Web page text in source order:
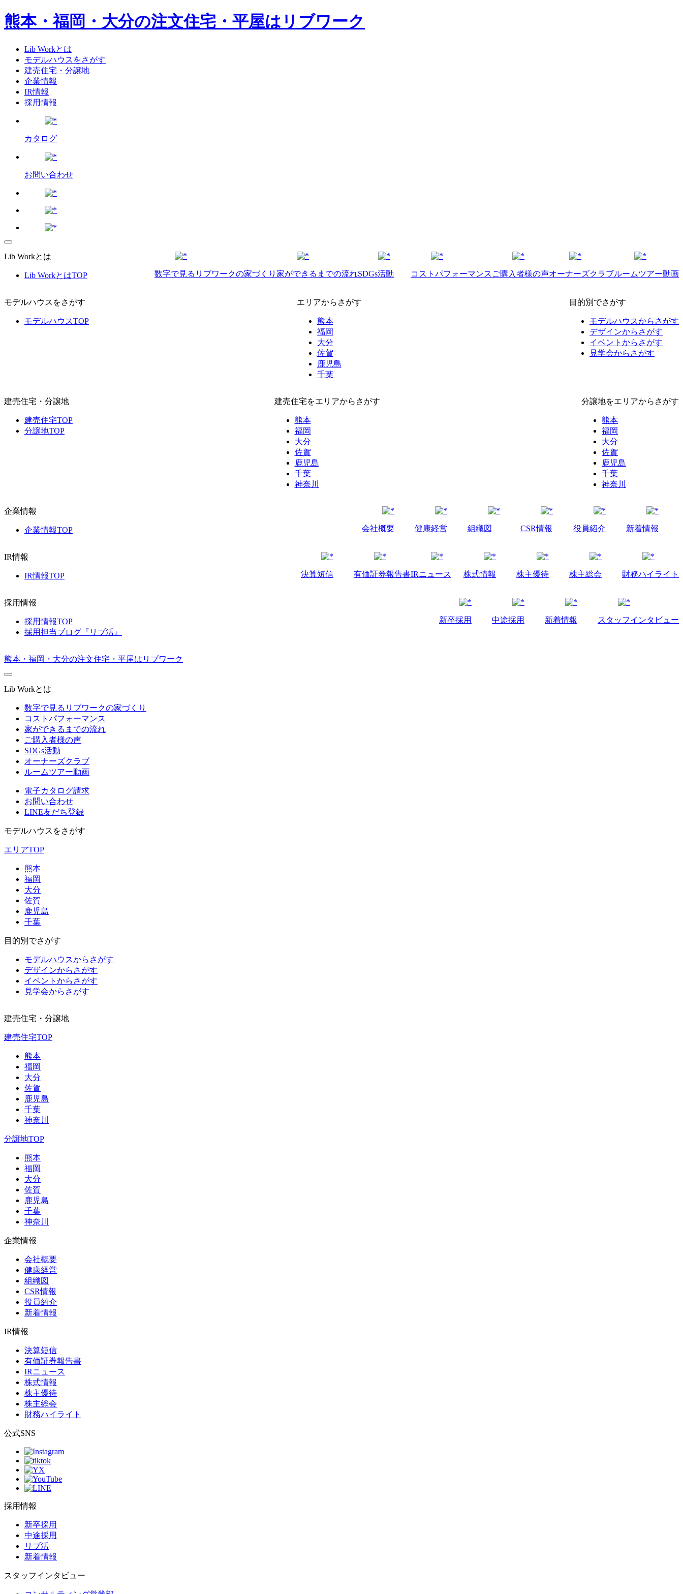
熊本・福岡・大分の注文住宅・平屋はリブワーク
Lib Workとは
モデルハウスをさがす
建売住宅・分譲地
企業情報
IR情報
採用情報
カタログ
お問い合わせ
Lib Workとは
Lib WorkとはTOP 数字で⾒るリブワークの家づくり 家ができるまでの流れSDGs活動 コストパフォーマンス ご購入者様の声オーナーズクラブルームツアー動画
モデルハウスをさがす
モデルハウスTOP
エリアからさがす
熊本
福岡
大分
佐賀
鹿児島
千葉
目的別でさがす
モデルハウスからさがす
デザインからさがす
イベントからさがす
見学会からさがす
建売住宅・分譲地
建売住宅TOP
分譲地TOP
建売住宅をエリアからさがす
熊本
福岡
大分
佐賀
鹿児島
千葉
神奈川
分譲地をエリアからさがす
熊本
福岡
大分
佐賀
鹿児島
千葉
神奈川
企業情報
企業情報TOP 会社概要 健康経営 組織図 CSR情報 役員紹介 新着情報
IR情報
IR情報TOP 決算短信 有価証券報告書IRニュース 株式情報 株主優待 株主総会 財務ハイライト
採用情報
採用情報TOP
採用担当ブログ『リブ活』
新卒採用 中途採用 新着情報 スタッフインタビュー
熊本・福岡・大分の注文住宅・平屋はリブワーク
Lib Workとは
数字で見るリブワークの家づくり
コストパフォーマンス
家ができるまでの流れ
ご購入者様の声
SDGs活動
オーナーズクラブ
ルームツアー動画
電子カタログ請求
お問い合わせ
LINE友だち登録
モデルハウスをさがす
エリアTOP
熊本
福岡
大分
佐賀
鹿児島
千葉
目的別でさがす
モデルハウスからさがす
デザインからさがす
イベントからさがす
見学会からさがす
建売住宅・分譲地
建売住宅TOP
熊本
福岡
大分
佐賀
鹿児島
千葉
神奈川
分譲地TOP
熊本
福岡
大分
佐賀
鹿児島
千葉
神奈川
企業情報
会社概要
健康経営
組織図
CSR情報
役員紹介
新着情報
IR情報
決算短信
有価証券報告書
IRニュース
株式情報
株主優待
株主総会
財務ハイライト
公式SNS
採用情報
新卒採用
中途採用
リブ活
新着情報
スタッフインタビュー